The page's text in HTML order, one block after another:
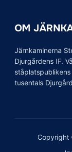
OM
Järnkaminerna
Djurgårdens IF.
tusentals
Copyright